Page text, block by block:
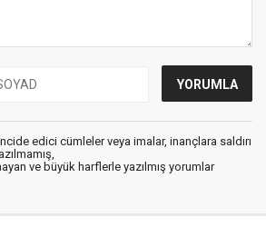
edici cümleler veya imalar, inançlara saldırı
ve büyük harflerle yazılmış yorumlar